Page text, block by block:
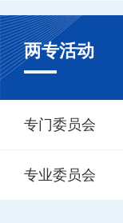
两专活动
专门委员会
专业委员会